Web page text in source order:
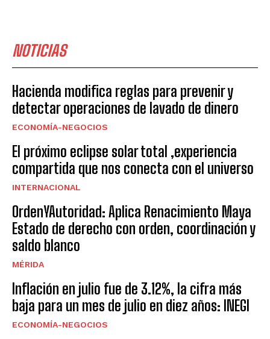
NOTICIAS
Hacienda modifica reglas para prevenir y
detectar operaciones de lavado de dinero
ECONOMÍA-NEGOCIOS
El próximo eclipse solar total ,experiencia
compartida que nos conecta con el universo
INTERNACIONAL
OrdenYAutoridad: Aplica Renacimiento Maya
Estado de derecho con orden, coordinación y
saldo blanco
MÉRIDA
Inflación en julio fue de 3.12%, la cifra más
baja para un mes de julio en diez años: INEGI
ECONOMÍA-NEGOCIOS